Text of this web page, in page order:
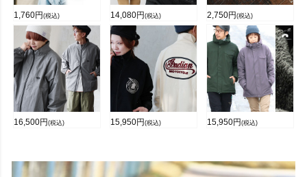
1,760円 (税込) 14,080円 (税込) 2,750円 (税込)
16,500円 (税込) 15,950円 (税込) 15,950円 (税込)